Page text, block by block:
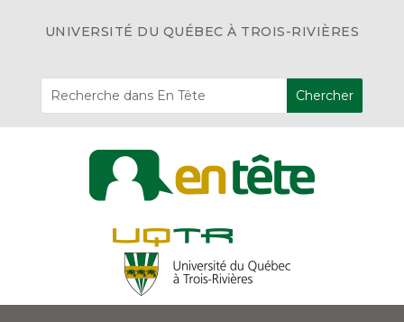
UNIVERSITÉ DU QUÉBEC À TROIS-RIVIÈRES